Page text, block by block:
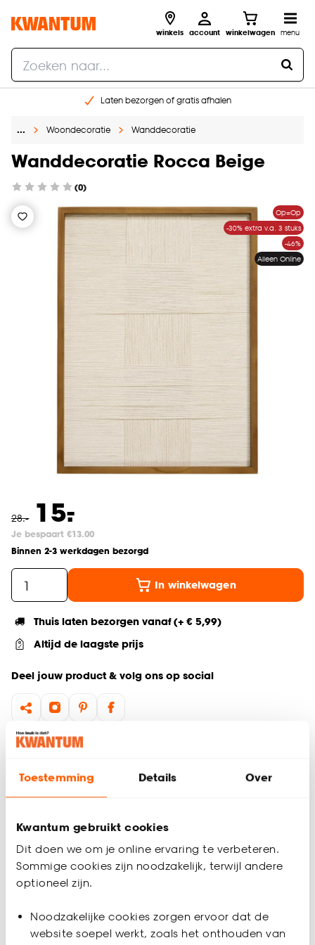
Toestemming Details Over
Kwantum gebruikt cookies
Dit doen we om je online ervaring te verbeteren.
Sommige cookies zijn noodzakelijk, terwijl andere
optioneel zijn.
Noodzakelijke cookies zorgen ervoor dat de
website soepel werkt, zoals het onthouden van
winkels account winkelwagen menu
Laten bezorgen of gratis afhalen
Gratis raam advies en opmeten aan huis
… Woondecoratie Wanddecoratie
Wanddecoratie Rocca Beige
(0)
Op=Op
-30% extra v.a. 3 stuks
-46%
Alleen Online
28.- 15.
-
Je bespaart €13.00
Binnen 2-3 werkdagen bezorgd
In winkelwagen
Thuis laten bezorgen vanaf (+ € 5,99)
Altijd de laagste prijs
Deel jouw product & volg ons op social
Productomschrijving
slaapkamer
Gemaakt van MDF met strak beige design
Deze Rocca wanddecoratie is een beige wanddecoratie
wanddecoratie heeft een strak frame gemaakt van MDF en
past perfect in de woonkamer of slaapkamer. Dankzij de
neutrale kleur en het tijdloze ontwerp brengt deze
warme en moderne uitstraling.
Artikelnummer 4322656